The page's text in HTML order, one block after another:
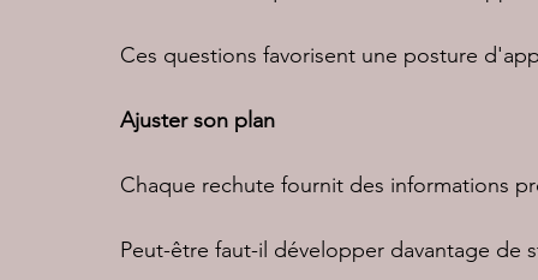
Ces questions favorisent une posture
Ajuster son plan
Chaque rechute fournit des informations
Peut-être faut-il développer davantage de